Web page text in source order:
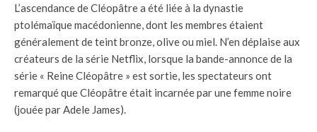
L’ascendance de Cléopâtre a été liée à la dynastie
ptolémaïque macédonienne, dont les membres étaient
généralement de teint bronze, olive ou miel. N’en déplaise aux
créateurs de la série Netflix, lorsque la bande-annonce de la
série « Reine Cléopâtre » est sortie, les spectateurs ont
remarqué que Cléopâtre était incarnée par une femme noire
(jouée par Adele James).